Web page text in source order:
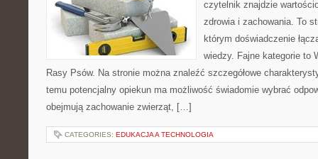
czytelnik znajdzie
zdrowia i zachowania. To
którym doświadczenie
wiedzy. Fajne kategorie to
Rasy Psów. Na stronie można znaleźć szczegółowe
temu potencjalny opiekun ma możliwość świadomie wybrać
obejmują zachowanie zwierząt, […]
CATEGORIES: EDUKACJA A TECHNOLOGIA